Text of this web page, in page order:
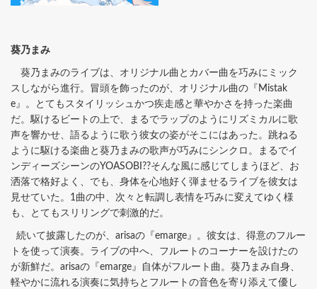
葵乃まみ
葵乃まみのライブは、オリジナル曲とカバー曲を巧みにミック
スしながら進行。冒頭を飾ったのが、オリジナル曲の『Mistak
e』。とてもスタイリッシュかつ疾走感と華やかさを持った楽曲
だ。駆けるビートの上で、まるでラップのようにリズミカルに歌
声を響かせ、語るように歌う彼女の姿がそこにはあった。跳ねる
ように駆ける楽曲と葵乃まみの歌声が巧みにシンクロ。まるでイ
ンディーズシーンのYOASOBI??そんな風に感じてしまうほど、お
洒落で格好よく、でも、身体を心地好く弾ませるライブを彼女は
見せていた。1曲の中、次々と転調し表情を巧みに変えてゆく様
も、とてもスリリングで刺激的だ。
続いて披露したのが、arisaの『emarge』。彼女は、得意のフルー
トを使って演奏。ライブの中へ、フルートのコーナーを設けたの
が新鮮だ。arisaの『emarge』自体がフルート曲。葵乃まみ自身、
軽やかに流れる演奏に気持ちとフルートの音色を寄り添えて優し